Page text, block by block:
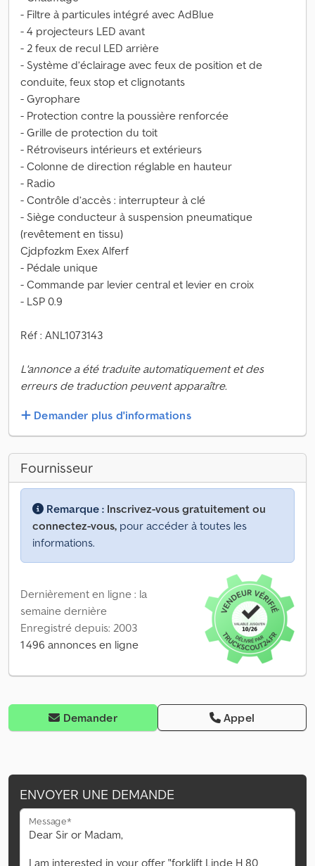
- Filtre à particules intégré avec AdBlue
- 4 projecteurs LED avant
- 2 feux de recul LED arrière
- Système d’éclairage avec feux de position et de
conduite, feux stop et clignotants
- Gyrophare
- Protection contre la poussière renforcée
- Grille de protection du toit
- Rétroviseurs intérieurs et extérieurs
- Colonne de direction réglable en hauteur
- Radio
- Contrôle d’accès : interrupteur à clé
- Siège conducteur à suspension pneumatique
(revêtement en tissu)
Cjdpfozkm Exex Alferf
- Pédale unique
- Commande par levier central et levier en croix
- LSP 0.9
Réf : ANL1073143
L'annonce a été traduite automatiquement et des
erreurs de traduction peuvent apparaître.
Demander plus d'informations
Fournisseur
Remarque : Inscrivez-vous gratuitement ou
connectez-vous, pour accéder à toutes les
informations.
Dernièrement en ligne : la
semaine dernière
Enregistré depuis: 2003
1 496 annonces en ligne
Demander Appel
ENVOYER UNE DEMANDE
Message*